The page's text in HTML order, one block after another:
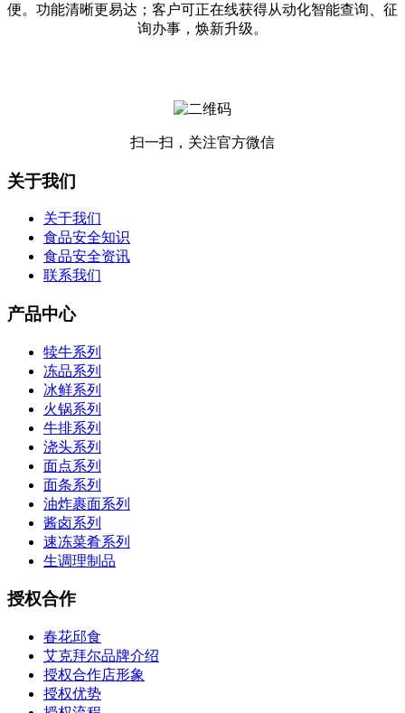
便。功能清晰更易达；客户可正在线获得从动化智能查询、征
询办事，焕新升级。
扫一扫，关注官方微信
关于我们
关于我们
食品安全知识
食品安全资讯
联系我们
产品中心
犊牛系列
冻品系列
冰鲜系列
火锅系列
牛排系列
浇头系列
面点系列
面条系列
油炸裹面系列
酱卤系列
速冻菜肴系列
生调理制品
授权合作
春花邱食
艾克拜尔品牌介绍
授权合作店形象
授权优势